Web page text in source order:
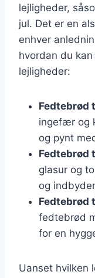
lejligheder,
jul. Det er en
enhver
hvordan du
lejligheder:
Fedtebrød
ingefær og
og pynt
Fedtebrød
glasur og
og
Fedtebrød
fedtebrød
for en
Uanset hvilken